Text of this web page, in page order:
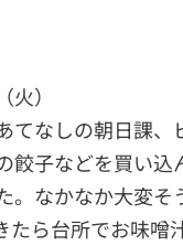
）
てなしの朝日課、
餃子などを買い込
。なかなか大変
たら台所でお味